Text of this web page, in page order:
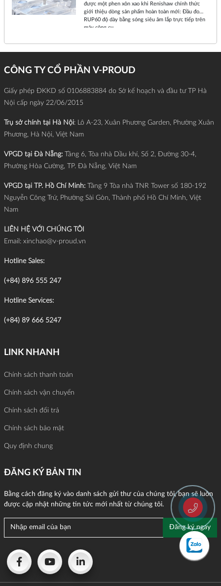
được một phen xôn xao khi Renishaw chính thức
giới thiệu dòng sản phẩm hoàn toàn mới: Đầu đo
RUP60 độ dày bằng sóng siêu âm lắp trực tiếp trên
máy công cụ.
CÔNG TY CỔ PHẦN V-PROUD
Giấy phép ĐKKD số 0106883884 do Sở kế hoạch và đầu tư TP Hà
Nội cấp ngày 22/06/2015
Trụ sở chính tại Hà Nội: Lô A-23, Xuân Phương Garden, Phường Xuân
Phương, Hà Nội, Việt Nam
VPGD tại Đà Nẵng: Tầng 6, Tòa nhà Dầu khí, Số 2, Đường 30-4,
Phường Hòa Cường, TP. Đà Nẵng, Việt Nam
VPGD tại TP. Hồ Chí Minh: Tầng 9 Tòa nhà TNR Tower số 180-192
Nguyễn Công Trứ, Phường Sài Gòn, Thành phố Hồ Chí Minh, Việt
Nam
LIÊN HỆ VỚI CHÚNG TÔI
Email: xinchao@v-proud.vn
Hotline Sales:
(+84) 896 555 247
Hotline Services:
(+84) 89 666 5247
LINK NHANH
Chính sách thanh toán
Chính sách vận chuyển
Chính sách đổi trả
Chính sách bảo mật
Quy định chung
ĐĂNG KÝ BẢN TIN
Bằng cách đăng ký vào danh sách gửi thư của chúng tôi, bạn sẽ luôn
được cập nhật những tin tức mới nhất từ chúng tôi.